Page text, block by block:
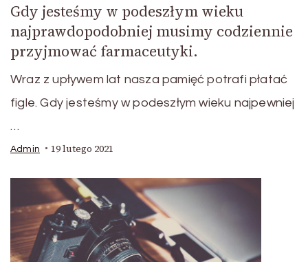
Gdy jesteśmy w podeszłym wieku
najprawdopodobniej musimy codziennie
przyjmować farmaceutyki.
Wraz z upływem lat nasza pamięć potrafi płatać
figle. Gdy jesteśmy w podeszłym wieku najpewniej
…
Admin 19 lutego 2021